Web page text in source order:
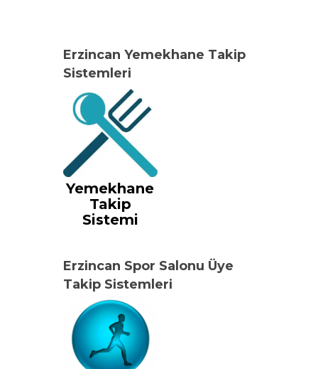
Erzincan Yemekhane Takip
Sistemleri
Yemekhane
Takip
Sistemi
Erzincan Spor Salonu Üye
Takip Sistemleri